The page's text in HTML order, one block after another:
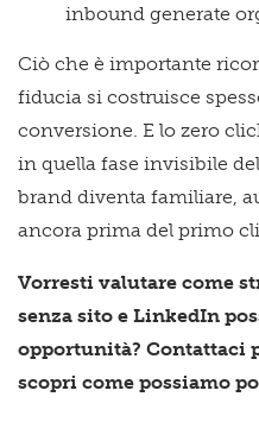
inbound generate
Ciò che è importante
fiducia si costruisce
conversione. E lo zero
in quella fase invisibile
brand diventa familiare,
ancora prima del primo
Vorresti valutare come
senza sito e LinkedIn
opportunità? Contattaci
scopri come possiamo